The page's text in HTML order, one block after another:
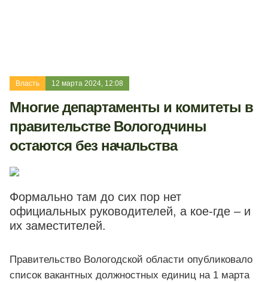
Власть 12 марта 2024, 12:08
Многие департаменты и комитеты в
правительстве Вологодчины
остаются без начальства
Формально там до сих пор нет
официальных руководителей, а кое-где – и
их заместителей.
Правительство Вологодской области опубликовало
список вакантных должностных единиц на 1 марта